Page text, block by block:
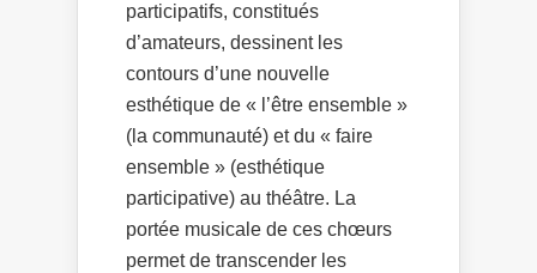
participatifs, constitués
d’amateurs, dessinent les
contours d’une nouvelle
esthétique de « l’être ensemble »
(la communauté) et du « faire
ensemble » (esthétique
participative) au théâtre. La
portée musicale de ces chœurs
permet de transcender les